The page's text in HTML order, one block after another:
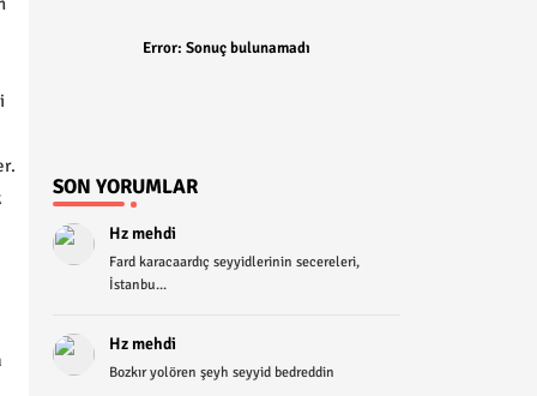
Error: Sonuç bulunamadı
SON YORUMLAR
Hz mehdi
Fard karacaardıç seyyidlerinin secereleri,
İstanbu...
Hz mehdi
Bozkır yolören şeyh seyyid bedreddin